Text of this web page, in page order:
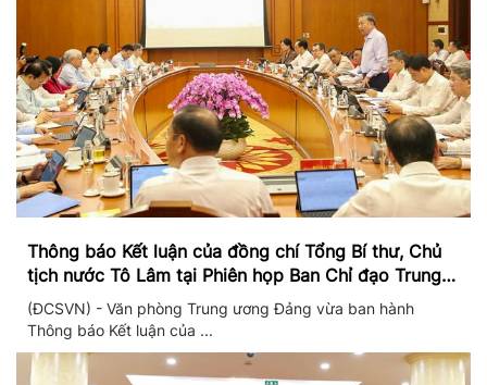
Thông báo Kết luận của đồng chí Tổng Bí thư, Chủ
tịch nước Tô Lâm tại Phiên họp Ban Chỉ đạo Trung
ương thực hiện Nghị quyết 57
(ĐCSVN) - Văn phòng Trung ương Đảng vừa ban hành
Thông báo Kết luận của ...